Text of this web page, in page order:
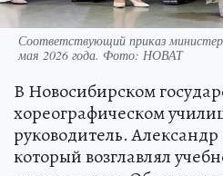
Соответствующий приказ
мая 2026 года. Фото: НОВАТ
В Новосибирском
хореографическом
руководитель.
который возглавлял